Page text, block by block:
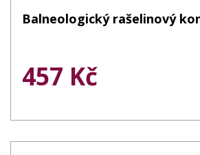
Balneologický rašelinový
457 Kč